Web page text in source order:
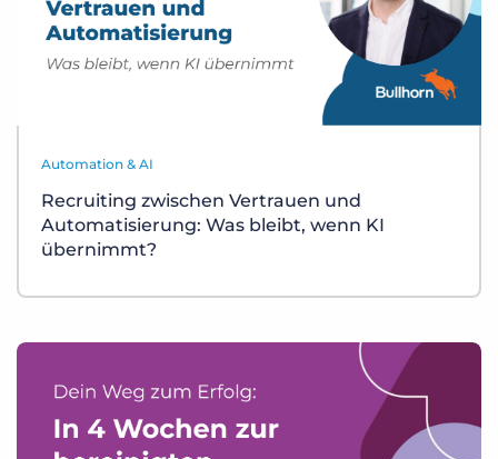
Automation & AI
Recruiting zwischen Vertrauen und
Automatisierung: Was bleibt, wenn KI
übernimmt?